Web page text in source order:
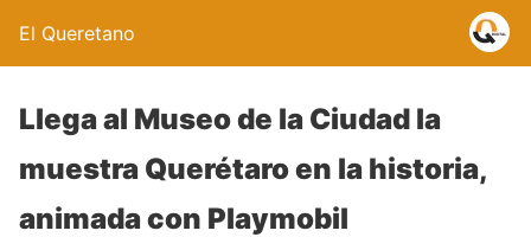
El Queretano
Llega al Museo de la Ciudad la
muestra Querétaro en la historia,
animada con Playmobil